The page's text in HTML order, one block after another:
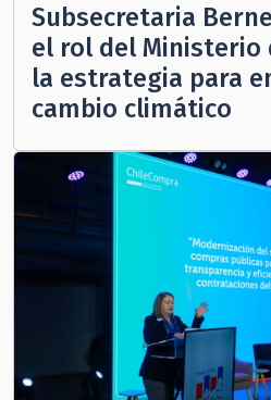
Subsecretaria
el rol del Ministerio
la estrategia para
cambio climático